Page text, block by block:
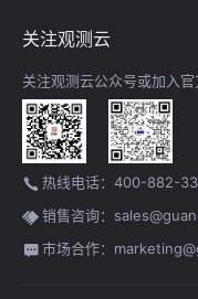
关注观测云
关注观测云公众号或加入
热线电话：400-882-
销售咨询：
市场合作：